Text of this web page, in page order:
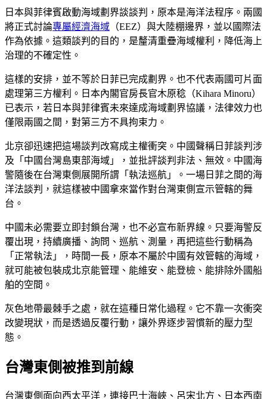
日本與菲律賓啟動海域劃界談談判，原本是海洋法程序。兩國
將正式討論專屬經濟海域 （EEZ）與大陸棚邊界，並以國際法
作為依據。這類談判的目的，是釐清重疊海域權利，降低海上
治理的不確定性。
這樣的安排，並不等於日菲已完成劃界。也不代表兩國可片面
處理第三方權利。日本內閣官房長官木原稔（Kihara Minoru）
已表示，若日本與菲律賓未來達成海域劃界協議，法律效力也
僅限兩國之間，對第三方不具拘束力。
北京卻迅速把這場談判改寫成主權衝突。中國聲稱日菲談判涉
及「中國台灣島東部海域」，並批評談判非法、無效。中國海
警隨後在台灣東側展開所謂「執法巡航」。一場日菲之間的海
洋法談判，就這樣被中國拿來當作對台灣東側宣示管轄的舞
台。
中國未必需要立即封鎖台灣，也不必宣布新界線。只要海警反
覆出現，持續廣播、詢問、巡航、測量，再把這些行動稱為
「正常執法」，時間一長，原本不屬於中國有效管轄的海域，
就可能被包裝成北京能管理、能維安、能登檢、能排除外國船
舶的空間。
灰色地帶最棘手之處，就在這種日常化過程。它不靠一次衝突
改變現狀，而是透過反覆行動，讓外界逐步習慣新的壓力型
態。
台灣東側被推到前線
台灣東側面向西太平洋，連接巴士海峽、呂宋北方、日本西南